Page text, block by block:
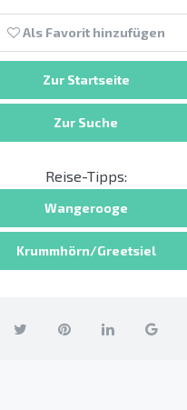
Als Favorit hinzufügen
Zur Startseite
Zur Suche
Reise-Tipps:
Wangerooge
Krummhörn/Greetsiel